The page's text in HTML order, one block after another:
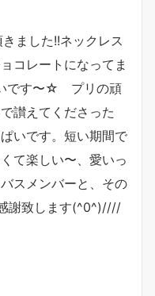
ました!!ネックレス
コレートになってま
です〜☆ プリの頑
讃えてくださった
いです。短い期間で
て楽しい〜、愛いっ
スメンバーと、その
謝致します(^0^)////